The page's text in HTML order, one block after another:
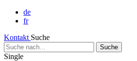
de
fr
Kontakt Suche
Suche
nach...
Single